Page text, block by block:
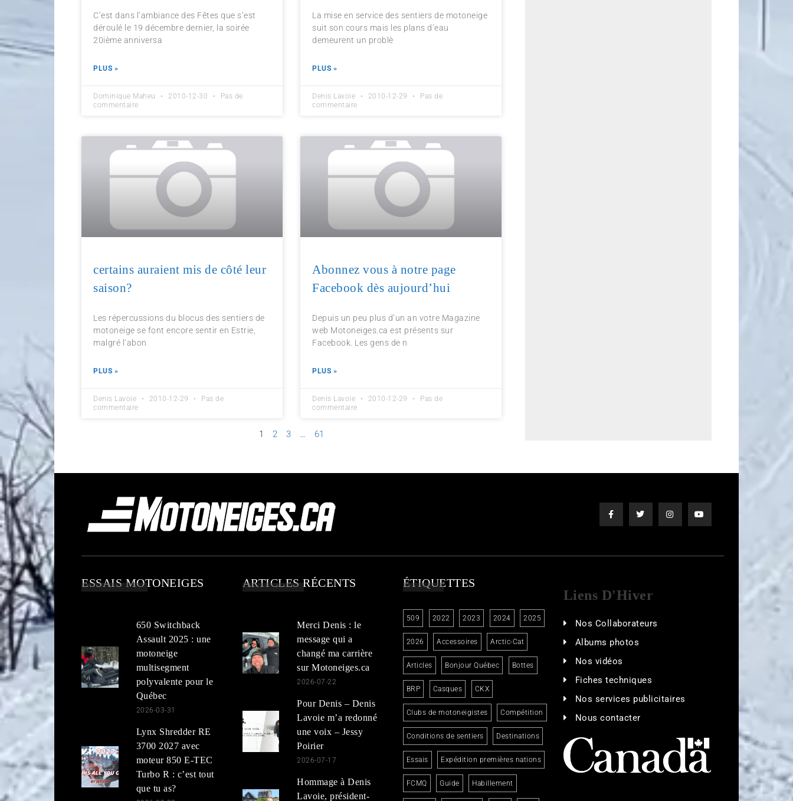
C’est dans l’ambiance des Fêtes que s’est
déroulé le 19 décembre dernier, la soirée
20ième anniversa
PLUS »
Dominique Maheu 2010-12-30
Pas de
commentaire
La mise en service des sentiers de motoneige
suit son cours mais les plans d’eau
demeurent un problè
PLUS »
Denis Lavoie 2010-12-29
Pas de
commentaire
certains auraient mis de côté leur
saison?
Les répercussions du blocus des sentiers de
motoneige se font encore sentir en Estrie,
malgré l’abon
PLUS »
Denis Lavoie 2010-12-29
Pas de
commentaire
Abonnez vous à notre page
Facebook dès aujourd’hui
Depuis un peu plus d’un an votre Magazine
web Motoneiges.ca est présents sur
Facebook. Les gens de n
PLUS »
Denis Lavoie 2010-12-29
Pas de
commentaire
1 2 3 … 61
ESSAIS MOTONEIGES
650 Switchback
Assault 2025 : une
motoneige
multisegment
polyvalente pour le
Québec
2026-03-31
Lynx Shredder RE
3700 2027 avec
moteur 850 E-TEC
Turbo R : c’est tout
que tu as?
ARTICLES RÉCENTS
Merci Denis : le
message qui a
changé ma carrière
sur Motoneiges.ca
2026-07-22
Pour Denis – Denis
Lavoie m’a redonné
une voix – Jessy
Poirier
2026-07-17
Hommage à Denis
Lavoie, président-
ÉTIQUETTES
509 2022 2023 2024 2025
2026 Accessoires Arctic-Cat
Articles Bonjour Québec Bottes
BRP Casques CKX
Clubs de motoneigistes Compétition
Conditions de sentiers Destinations
Essais Expédition premières nations
FCMQ Guide Habillement
Liens D'Hiver
Nos Collaborateurs
Albums photos
Nos vidéos
Fiches techniques
Nos services publicitaires
Nous contacter